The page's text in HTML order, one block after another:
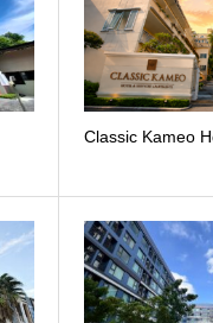
Classic Kameo